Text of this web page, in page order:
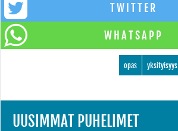
TWITTER
WHATSAPP
yksityisyys
opas
UUSIMMAT PUHELIMET